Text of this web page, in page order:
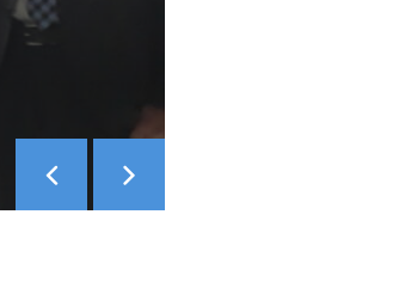
Anterior Siguiente